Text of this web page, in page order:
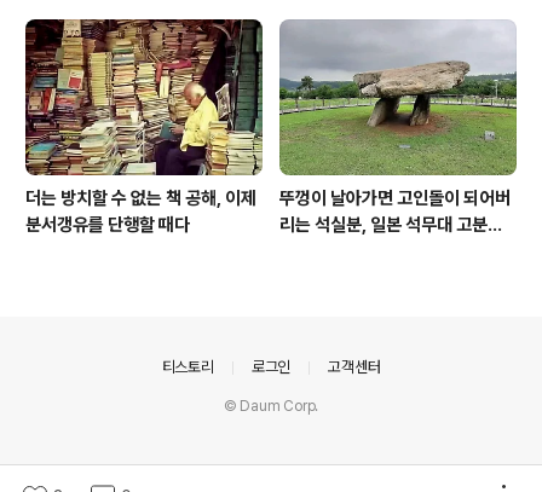
더는 방치할 수 없는 책 공해, 이제
분서갱유를 단행할 때다
뚜껑이 날아가면 고인돌이 되어버
리는 석실분, 일본 석무대 고분의
티스토리 로그인 고객센터
© Daum Corp.